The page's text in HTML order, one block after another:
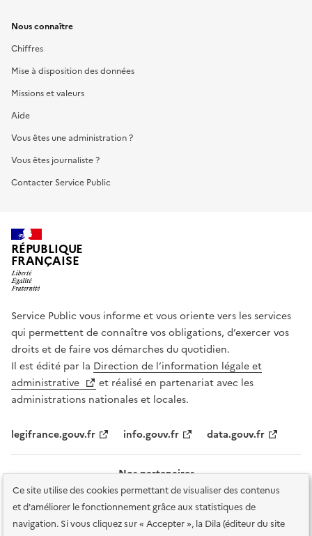
Ce site utilise des cookies permettant de visualiser des contenus
et d'améliorer le fonctionnement grâce aux statistiques de
navigation. Si vous cliquez sur « Accepter », la Dila (éditeur du site
Nous connaître
Chiffres
Mise à disposition des données
Missions et valeurs
Aide
Vous êtes une administration ?
Vous êtes journaliste ?
Contacter Service Public
RÉPUBLIQUE
FRANÇAISE
Service Public vous informe et vous oriente vers les services
qui permettent de connaître vos obligations, d’exercer vos
droits et de faire vos démarches du quotidien.
Il est édité par la Direction de l’information légale et
administrative
et réalisé en partenariat avec les
administrations nationales et locales.
legifrance.gouv.fr info.gouv.fr data.gouv.fr
Nos partenaires